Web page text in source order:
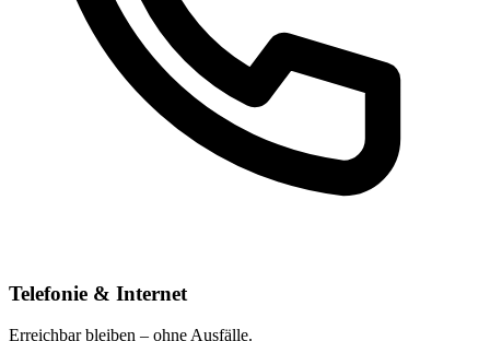
Telefonie & Internet
Erreichbar bleiben – ohne Ausfälle.